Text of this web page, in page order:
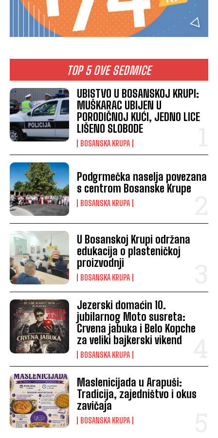
TOP 5 OVE SEDMICE
UBISTVO U BOSANSKOJ KRUPI:
MUŠKARAC UBIJEN U
PORODIČNOJ KUĆI, JEDNO LICE
LIŠENO SLOBODE
BOSANSKA KRUPA
Podgrmečka naselja povezana
s centrom Bosanske Krupe
BOSANSKA KRUPA
U Bosanskoj Krupi održana
edukacija o plasteničkoj
proizvodnji
BOSANSKA KRUPA
Jezerski domaćin 10.
jubilarnog Moto susreta:
Crvena jabuka i Belo Kopche
za veliki bajkerski vikend
BOSANSKA KRUPA
Maslenicijada u Arapuši:
Tradicija, zajedništvo i okus
zavičaja
BOSANSKA KRUPA